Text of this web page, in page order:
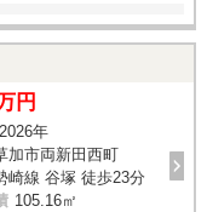
円
年
加市両新田西町
崎線 谷塚 徒歩23分
105.16㎡